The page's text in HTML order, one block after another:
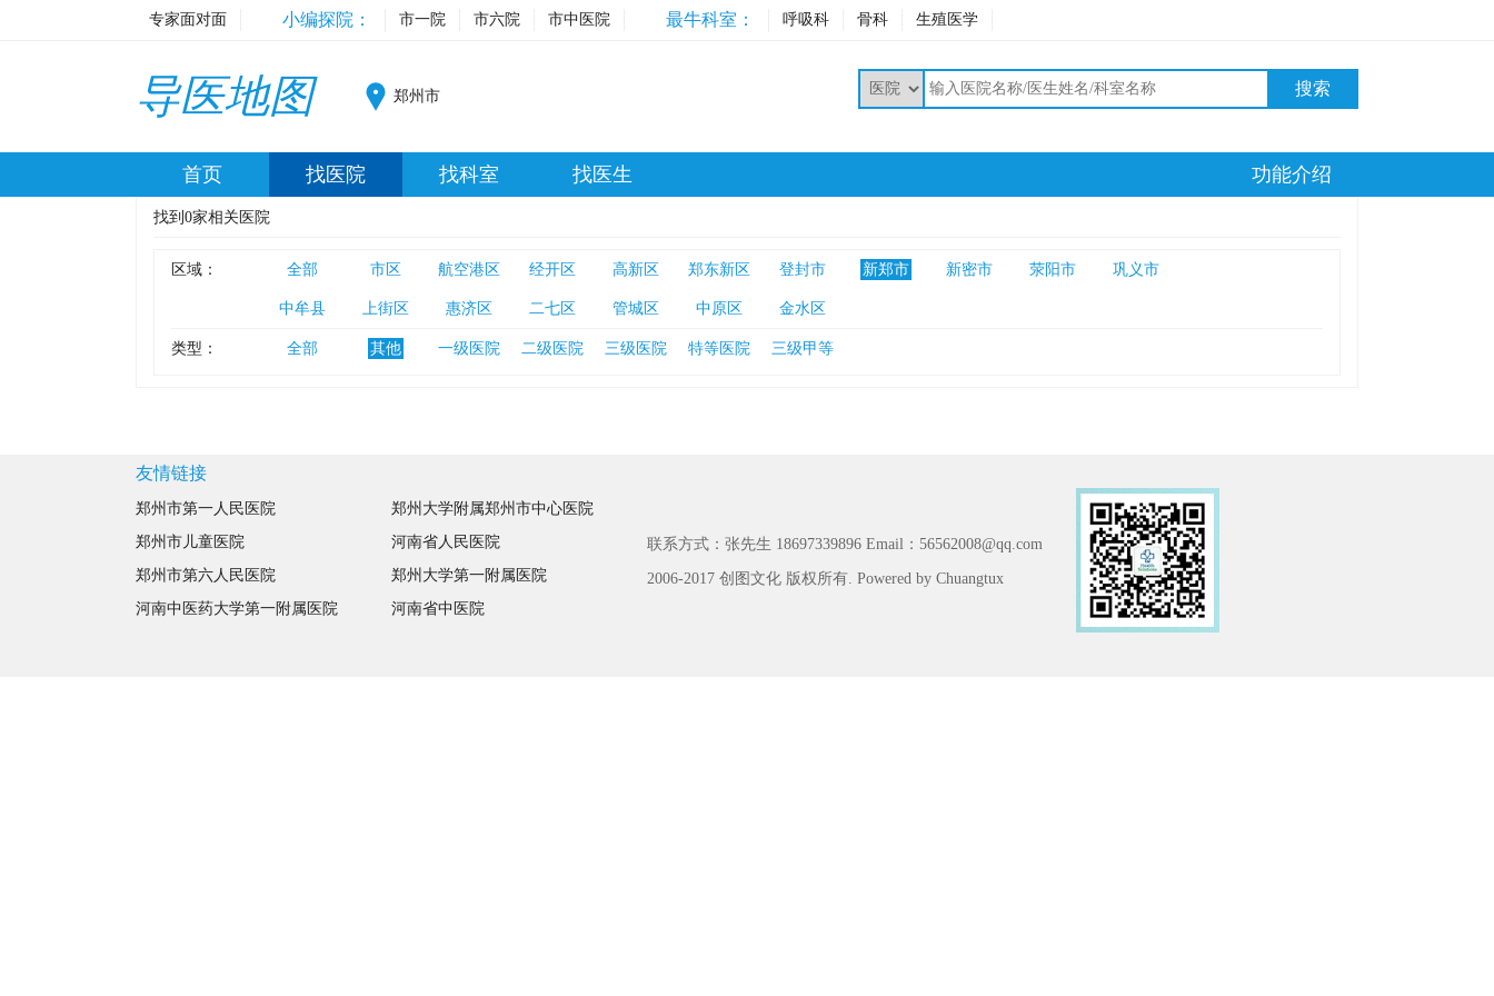
专家面对面 小编探院： 市一院 市六院 市中医院 最牛科室： 呼吸科 骨科 生殖医学
导医地图 郑州市 搜索
首页 找医院 找科室 找医生 功能介绍
找到 0家相关医院
区域： 全部 市区 航空港区 经开区 高新区 郑东新区 登封市 新郑市 新密市 荥阳市 巩义市
中牟县 上街区 惠济区 二七区 管城区 中原区 金水区
类型： 全部 其他 一级医院 二级医院 三级医院 特等医院 三级甲等
友情链接
郑州市第一人民医院
郑州市儿童医院
郑州市第六人民医院
河南中医药大学第一附属医院
郑州大学附属郑州市中心医院
河南省人民医院
郑州大学第一附属医院
河南省中医院
联系方式：张先生 18697339896 Email：56562008@qq.com
2006-2017 创图文化 版权所有. Powered by Chuangtux